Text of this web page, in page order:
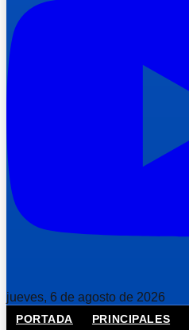
jueves, 6 de agosto de 2026
PORTADA PRINCIPALES